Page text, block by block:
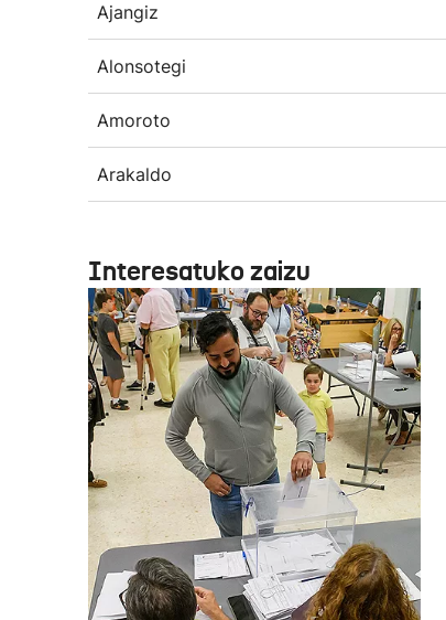
Ajangiz
Alonsotegi
Amoroto
Arakaldo
Interesatuko zaizu